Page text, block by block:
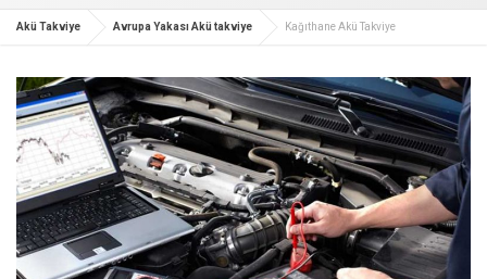
Akü Takviye Avrupa Yakası Akü takviye Kağıthane Akü Takviye